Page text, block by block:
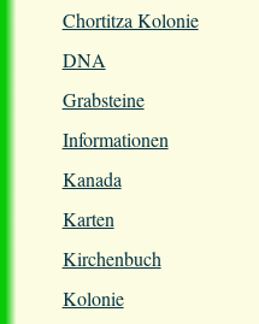
Chortitza Kolonie
DNA
Grabsteine
Informationen
Kanada
Karten
Kirchenbuch
Kolonie